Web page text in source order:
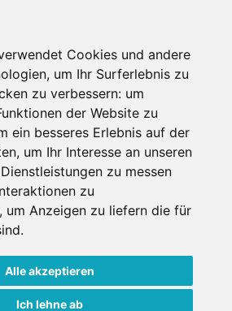
Cookies und andere
um Ihr Surferlebnis zu
zu verbessern: um
der Website zu
ein besseres Erlebnis auf der
, um Ihr Interesse an unseren
zu messen
zu
, um Anzeigen zu liefern die für
.
Alle akzeptieren
Ich lehne ab
SKI APP
Ski APP für iOS und Android - Ein
und Schneefreaks!
Datenschutz
Kontakt